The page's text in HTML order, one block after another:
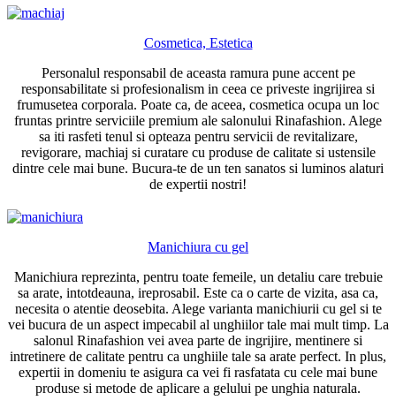
Cosmetica, Estetica
Personalul responsabil de aceasta ramura pune accent pe
responsabilitate si profesionalism in ceea ce priveste ingrijirea si
frumusetea corporala. Poate ca, de aceea, cosmetica ocupa un loc
fruntas printre serviciile premium ale salonului Rinafashion. Alege
sa iti rasfeti tenul si opteaza pentru servicii de revitalizare,
revigorare, machiaj si curatare cu produse de calitate si ustensile
dintre cele mai bune. Bucura-te de un ten sanatos si luminos alaturi
de expertii nostri!
Manichiura cu gel
Manichiura reprezinta, pentru toate femeile, un detaliu care trebuie
sa arate, intotdeauna, ireprosabil. Este ca o carte de vizita, asa ca,
necesita o atentie deosebita. Alege varianta manichiurii cu gel si te
vei bucura de un aspect impecabil al unghiilor tale mai mult timp. La
salonul Rinafashion vei avea parte de ingrijire, mentinere si
intretinere de calitate pentru ca unghiile tale sa arate perfect. In plus,
expertii in domeniu te asigura ca vei fi rasfatata cu cele mai bune
produse si metode de aplicare a gelului pe unghia naturala.